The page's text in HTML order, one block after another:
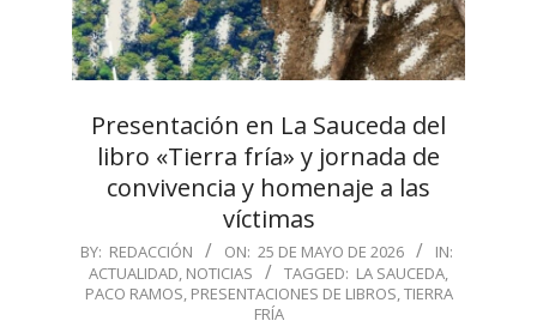
Presentación en La Sauceda del
libro «Tierra fría» y jornada de
convivencia y homenaje a las
víctimas
2026-
05-
25
BY: REDACCIÓN ON: 25 DE MAYO DE 2026
IN:
ACTUALIDAD, NOTICIAS TAGGED: LA SAUCEDA,
PACO RAMOS, PRESENTACIONES DE LIBROS,TIERRA
FRÍA